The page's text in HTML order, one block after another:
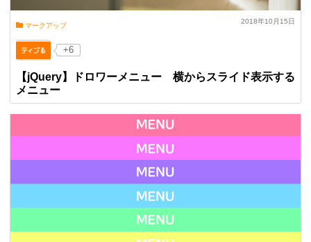
2018年10月15日
マークアップ
+6
【jQuery】ドロワーメニュー 横からスライド表示する
メニュー